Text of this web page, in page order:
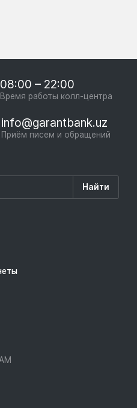
08:00 – 22:00
Время работы колл-центра
info@garantbank.uz
Приём писем и обращений
Найти